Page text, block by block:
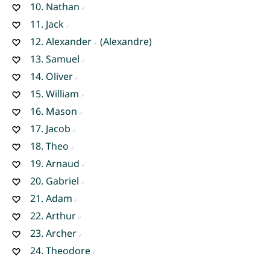
10. Nathan
11. Jack
12. Alexander
(Alexandre)
13. Samuel
14. Oliver
15. William
16. Mason
17. Jacob
18. Theo
19. Arnaud
20. Gabriel
21. Adam
22. Arthur
23. Archer
24. Theodore